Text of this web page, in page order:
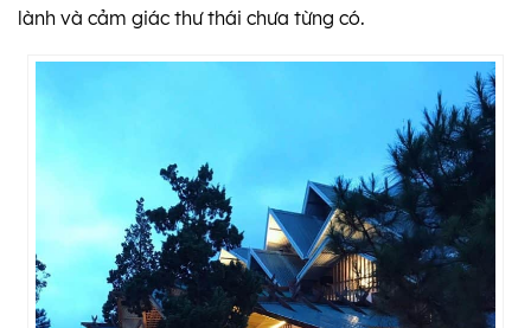
lành và cảm giác thư thái chưa từng có.